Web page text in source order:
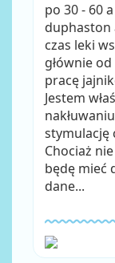
po 30 - 60
duphaston
czas leki
głównie
pracę
Jestem
stymulację
Chociaż
będę mieć
dane...